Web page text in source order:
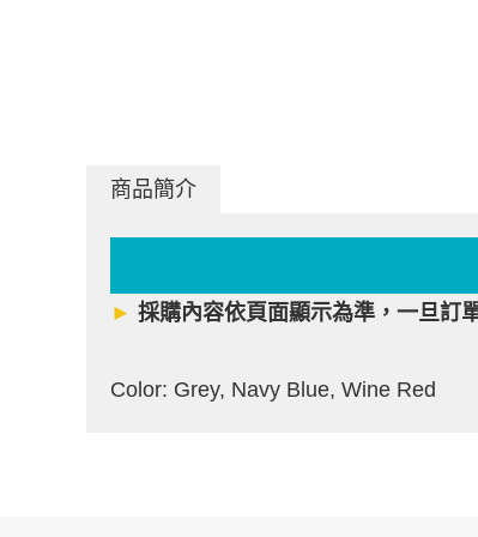
商品簡介
► 採購內容依頁面顯示為準，一旦訂
Color: Grey, Navy Blue, Wine Red